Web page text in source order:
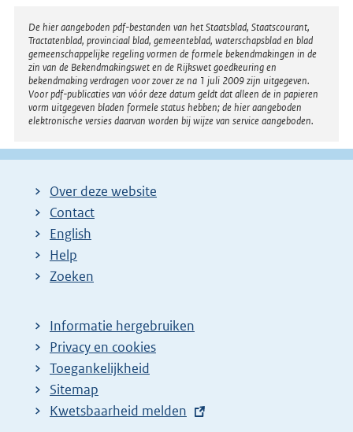
Disclaimer
De hier aangeboden pdf-bestanden van het Staatsblad, Staatscourant,
Tractatenblad, provinciaal blad, gemeenteblad, waterschapsblad en blad
gemeenschappelijke regeling vormen de formele bekendmakingen in de
zin van de Bekendmakingswet en de Rijkswet goedkeuring en
bekendmaking verdragen voor zover ze na 1 juli 2009 zijn uitgegeven.
Voor pdf-publicaties van vóór deze datum geldt dat alleen de in papieren
vorm uitgegeven bladen formele status hebben; de hier aangeboden
elektronische versies daarvan worden bij wijze van service aangeboden.
Over deze website
Contact
English
Help
Zoeken
Informatie hergebruiken
Privacy en cookies
Toegankelijkheid
Sitemap
E
Kwetsbaarheid melden